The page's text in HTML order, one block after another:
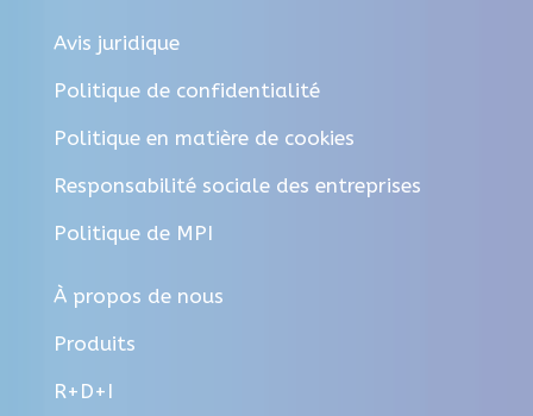
Avis juridique
Politique de confidentialité
Politique en matière de cookies
Responsabilité sociale des entreprises
Politique de MPI
À propos de nous
Produits
R+D+I